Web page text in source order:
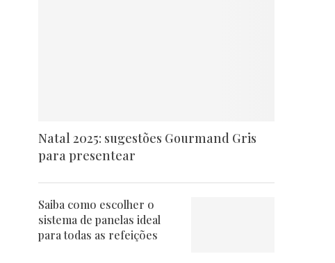
Natal 2025: sugestões Gourmand Gris
para presentear
Saiba como escolher o
sistema de panelas ideal
para todas as refeições